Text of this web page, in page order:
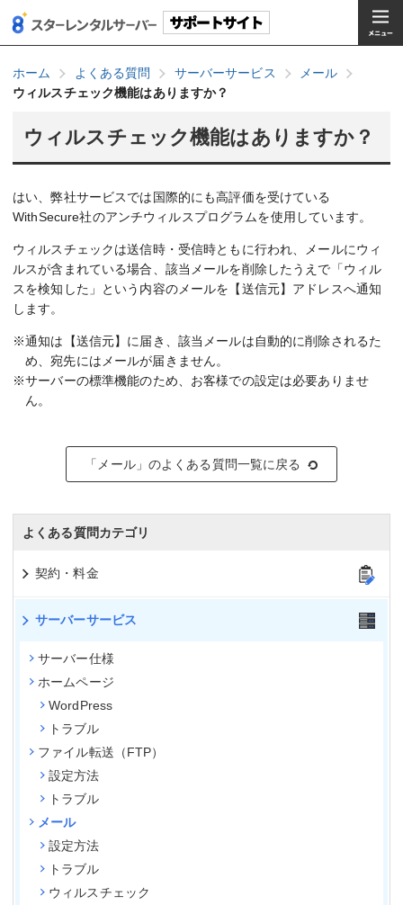
ホーム よくある質問 サーバーサービス
メール
ウィルスチェック機能はありますか？
ウィルスチェック機能はありますか？
はい、弊社サービスでは国際的にも高評価を受けている
WithSecure社のアンチウィルスプログラムを使用しています。
ウィルスチェックは送信時・受信時ともに行われ、メールにウィ
ルスが含まれている場合、該当メールを削除したうえで「ウィル
スを検知した」という内容のメールを【送信元】アドレスへ通知
します。
※通知は【送信元】に届き、該当メールは自動的に削除されるた
め、宛先にはメールが届きません。
※サーバーの標準機能のため、お客様での設定は必要ありませ
ん。
「メール」のよくある質問一覧に戻る
よくある質問カテゴリ
契約・料金
サーバーサービス
サーバー仕様
ホームページ
WordPress
トラブル
ファイル転送（FTP）
設定方法
トラブル
メール
設定方法
トラブル
ウィルスチェック